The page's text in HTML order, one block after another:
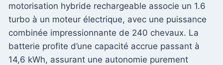
motorisation hybride rechargeable associe un 1.6
turbo à un moteur électrique, avec une puissance
combinée impressionnante de 240 chevaux. La
batterie profite d’une capacité accrue passant à
14,6 kWh, assurant une autonomie purement